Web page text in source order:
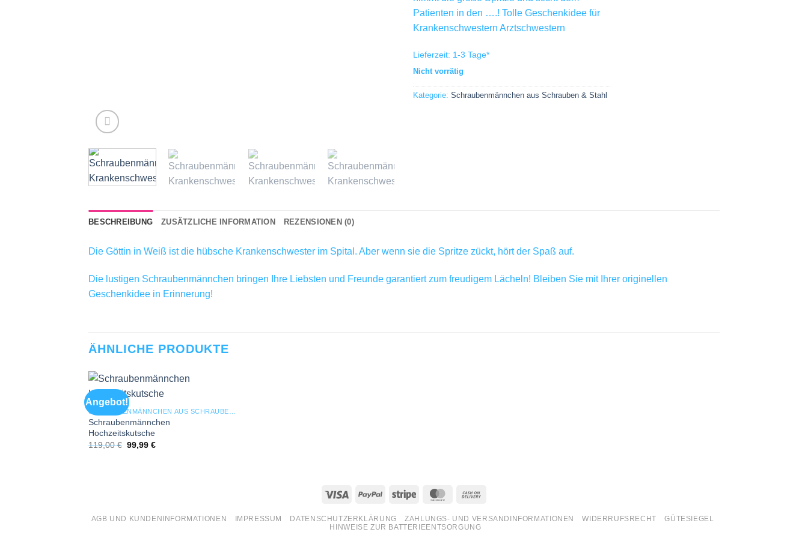
Patienten in den ….! Tolle Geschenkidee für
Krankenschwestern Arztschwestern
Lieferzeit: 1-3 Tage*
Nicht vorrätig
Kategorie: Schraubenmännchen aus Schrauben & Stahl
BESCHREIBUNG ZUSÄTZLICHE INFORMATION REZENSIONEN (0)
Die Göttin in Weiß ist die hübsche Krankenschwester im Spital. Aber wenn sie die Spritze zückt, hört der Spaß auf.
Die lustigen Schraubenmännchen bringen Ihre Liebsten und Freunde garantiert zum freudigem Lächeln! Bleiben Sie mit Ihrer originellen
Geschenkidee in Erinnerung!
ÄHNLICHE PRODUKTE
Angebot!
wishlist
Schraubenmännchen
Hochzeitskutsche
119,00€ Ursprünglicher
99,99€Aktueller
Visa PayPal Stripe MasterCard
Delivery
AGB UND KUNDENINFORMATIONEN IMPRESSUM DATENSCHUTZERKLÄRUNG ZAHLUNGS- UND VERSANDINFORMATIONEN WIDERRUFSRECHT
GÜTESIEGEL
HINWEISE ZUR BATTERIEENTSORGUNG